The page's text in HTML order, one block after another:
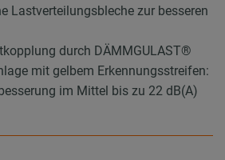
Lastverteilungsbleche zur besseren
durch DÄMMGULAST®
mit gelbem Erkennungsstreifen:
im Mittel bis zu 22 dB(A)